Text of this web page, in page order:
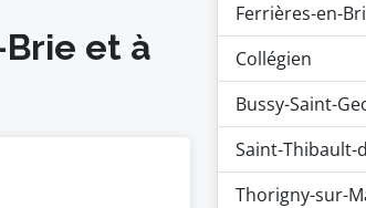
et à
Ferrières-en-
Collégien
Bussy-Saint-
Saint-Thibault-
Thorigny-sur-